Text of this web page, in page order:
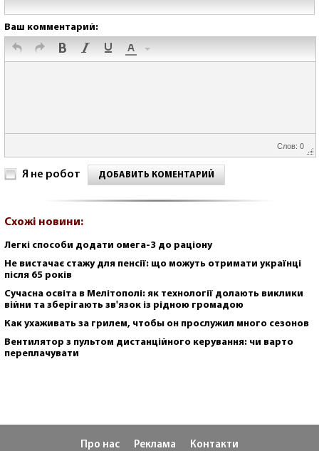
Ваш комментарий:
Слов: 0
Я не робот ДОБАВИТЬ КОМЕНТАРИЙ
Схожі новини:
Легкі способи додати омега-3 до раціону
Не вистачає стажу для пенсії: що можуть отримати українці
після 65 років
Сучасна освіта в Мелітополі: як технології долають виклики
війни та зберігають зв'язок із рідною громадою
Как ухаживать за грилем, чтобы он прослужил много сезонов
Вентилятор з пультом дистанційного керування: чи варто
переплачувати
Про нас Реклама Контакти